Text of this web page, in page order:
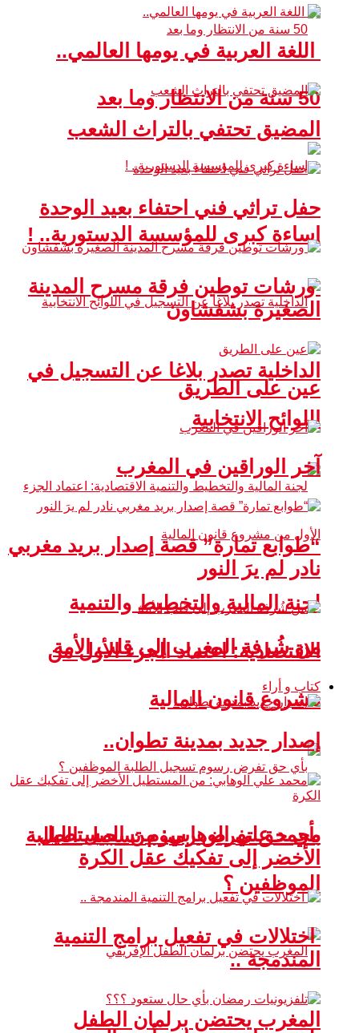
50 سنة من الانتظار وما بعد
إساءة كبرى للمؤسسة الدستورية.. !
الداخلية تصدر بلاغا عن التسجيل في
اللوائح الانتخابية
لجنة المالية والتخطيط والتنمية
الاقتصادية: اعتماد الجزء الأول من
مشروع قانون المالية
بأي حق تفرض رسوم تسجيل الطلبة
الموظفين ؟
المغرب يحتضن برلمان الطفل
اللغة العربية في يومها العالمي..
المضيق تحتفي بالتراث الشعب
حفل تراثي فني احتفاء بعيد الوحدة
ورشات توطين فرقة مسرح المدينة
الصغيرة بشفشاون
عين على الطريق
آخر الوراقين في المغرب
“طوابع تمارة” قصة إصدار بريد مغربي
نادر لم يرَ النور
من شُرفة المغرب إلى قلب الأمة
كتاب و أراء
إصدار جديد بمدينة تطوان..
محمد علي الوهابي: من المستطيل
الأخضر إلى تفكيك عقل الكرة
اختلالات في تفعيل برامج التنمية
المندمجة ..